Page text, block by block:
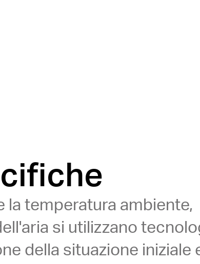
la temperatura ambiente,
si utilizzano
della situazione iniziale